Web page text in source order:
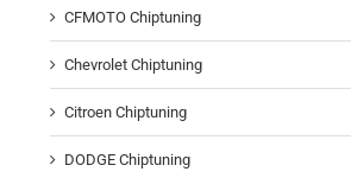
CFMOTO Chiptuning
Chevrolet Chiptuning
Citroen Chiptuning
DODGE Chiptuning